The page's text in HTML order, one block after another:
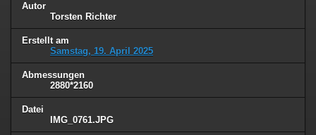
Autor
Torsten Richter
Erstellt am
Samstag, 19. April 2025
Abmessungen
2880*2160
Datei
IMG_0761.JPG